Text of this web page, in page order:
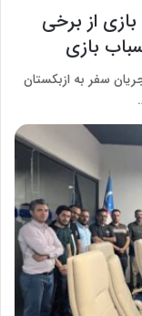
از برخی
بازی
سفر به ازبکستان